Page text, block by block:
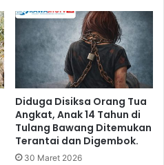
Diduga Disiksa Orang Tua
Angkat, Anak 14 Tahun di
Tulang Bawang Ditemukan
Terantai dan Digembok.
30 Maret 2026